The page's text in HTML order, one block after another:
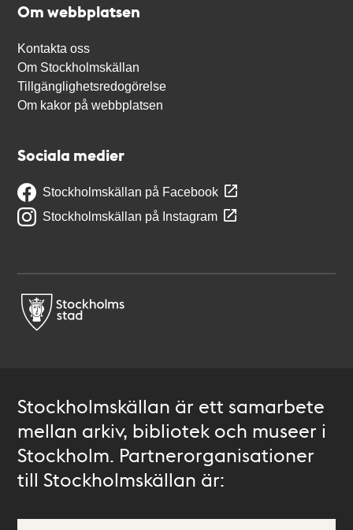
Om webbplatsen
Kontakta oss
Om Stockholmskällan
Tillgänglighetsredogörelse
Om kakor på webbplatsen
Sociala medier
Stockholmskällan på Facebook
Stockholmskällan på Instagram
Stockholmskällan är ett samarbete
mellan arkiv, bibliotek och museer i
Stockholm. Partnerorganisationer
till Stockholmskällan är: